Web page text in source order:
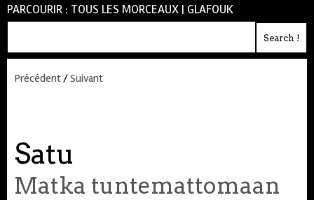
PARCOURIR : TOUS LES MORCEAUX | GLAFOUK
Précédent/Suivant
Satu
Matka tuntemattomaan